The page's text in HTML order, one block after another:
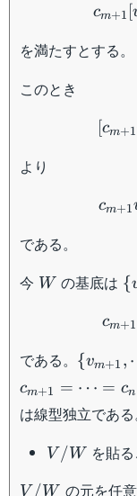
cm+1 [
を満たすとする。
このとき
[cm+1
より
cm+1
である。
今 W
W の基底は {
cm+1
である。 \{
, \cdots ,
v_n \}
{vm+1 ,
cm+1 = ⋯ = cn
は線型独立である
V/W
V /W を貼
V/W
V /W の元を任